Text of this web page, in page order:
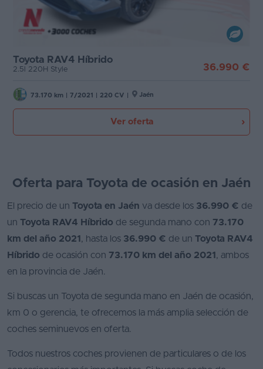
Favoritos
Vender
Blog
Ventas
2026
Etiqueta medioambiental
Cambio
Puertas
Potencia
Toyota RAV4 Híbrido
2.5l 220H Style 36.990 €
73.170 km 7/2021 220 CV Jaén
Ver oferta
Oferta para Toyota de ocasión en Jaén
El precio de un Toyota en Jaén va desde los 36.990 € de
un Toyota RAV4 Híbrido de segunda mano con 73.170
km del año 2021, hasta los 36.990 € de un Toyota RAV4
Híbrido de ocasión con 73.170 km del año 2021, ambos
en la provincia de Jaén.
Si buscas un Toyota de segunda mano en Jaén de ocasión,
km 0 o gerencia, te ofrecemos la más amplia selección de
coches seminuevos en oferta.
Todos nuestros coches provienen de particulares o de los